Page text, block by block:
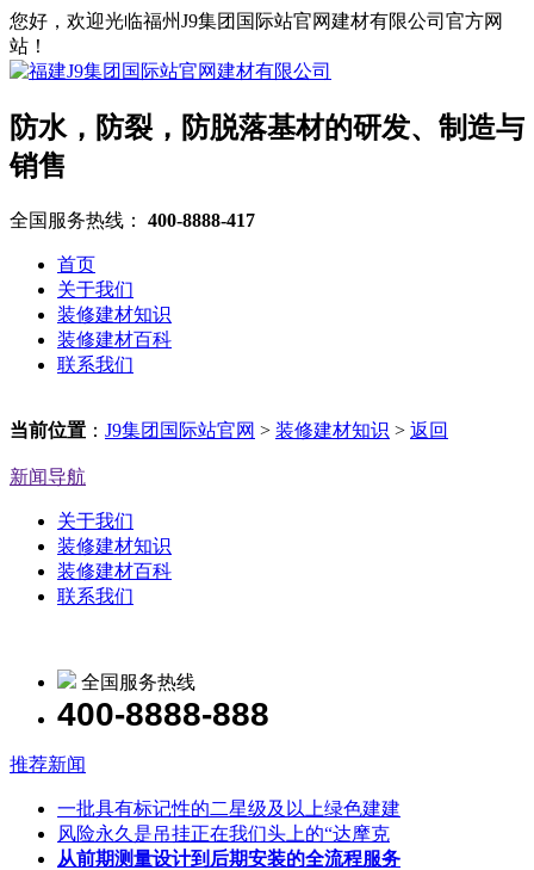
您好，欢迎光临福州J9集团国际站官网建材有限公司官方网
站！
防水，防裂，防脱落基材的研发、制造与
销售
全国服务热线： 400-8888-417
首页
关于我们
装修建材知识
装修建材百科
联系我们
当前位置 ： J9集团国际站官网 > 装修建材知识 > 返回
新闻导航
关于我们
装修建材知识
装修建材百科
联系我们
全国服务热线
400-8888-888
推荐新闻
一批具有标记性的二星级及以上绿色建建
风险永久是吊挂正在我们头上的“达摩克
从前期测量设计到后期安装的全流程服务